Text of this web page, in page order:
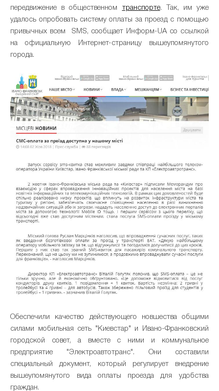
передвижение
в общественном транспорте. Так, им
уже
удалось опробовать системуоплаты за проезд с помощью
привычных всем SMS, сообщает Информ-UA со ссылкой
на
официальную Интернет-страницу
вышеупомянутого
города.
Обеспечили качество действующего новшества
общими
силами
мобильная сеть " Киевстар" и И вано-Франковский
городской совет, а вместе с ними и
коммунальное
предприятие "Электроавтотранс". Они
составили
специальный
документ, который регулирует
внедрение
вышеупомянутого
вида оплаты проезда для
удобства
граждан.